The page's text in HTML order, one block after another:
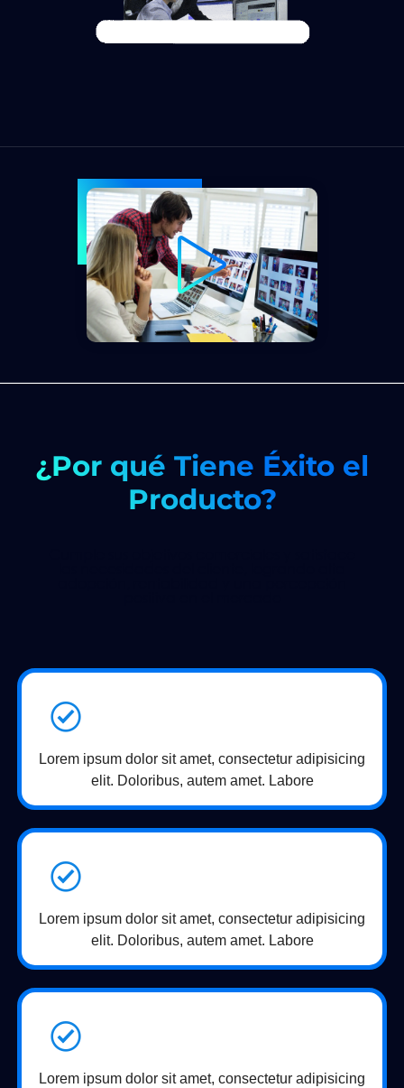
¿Por qué Tiene Éxito el
Producto?
Lorem ipsum dolor sit amet, consectetur adipisicing
elit. Doloribus, autem amet. Labore
Lorem ipsum dolor sit amet, consectetur adipisicing
elit. Doloribus, autem amet. Labore
Lorem ipsum dolor sit amet, consectetur adipisicing